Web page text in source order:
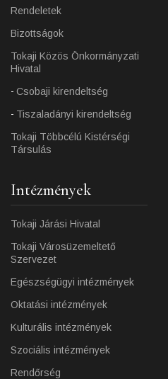
Rendeletek
Bizottságok
Tokaji Közös Önkormányzati
Hivatal
Csobaji kirendeltség
Tiszaladányi kirendeltség
Tokaji Többcélú Kistérségi
Társulás
Intézmények
Tokaji Járási Hivatal
Tokaji Városüzemeltető
Szervezet
Egészségügyi intézmények
Oktatási intézmények
Kulturális intézmények
Szociális intézmények
Rendőrség